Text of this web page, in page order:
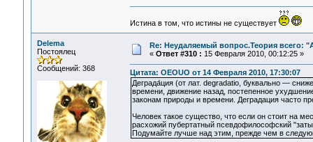
Истина в том, что истины не существует
Delema
Постоялец
Сообщений: 368
Re: Неудаляемый вопрос.Теория всего:
« Ответ #310 : 15 Февраля 2010, 00:12:25 »
Цитата: OEOUO от 14 Февраля 2010, 17:30:07
Деграда́ция (от лат. degradatio, буквально —
времени, движение назад, постепенное
законам природы и времени. Деградация часто
Человек такое существо, что если он стоит на
расхожий пубертатный псевдофилософский
Подумайте лучше над этим, прежде чем в